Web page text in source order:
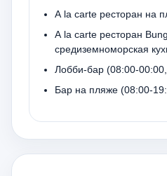
A la carte ресторан на
A la carte ресторан
средиземноморская
Лобби-бар (08:00-00:00,
Бар на пляже (08:00-